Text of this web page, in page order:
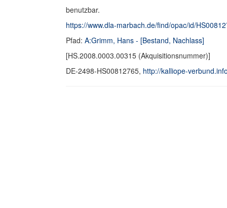
benutzbar.
https://www.dla-marbach.de/find/opac/id/
Pfad: A:Grimm, Hans - [Bestand, Nachlass]
[HS.2008.0003.00315 (Akquisitionsnummer)]
DE-2498-HS00812765, http://kalliope-